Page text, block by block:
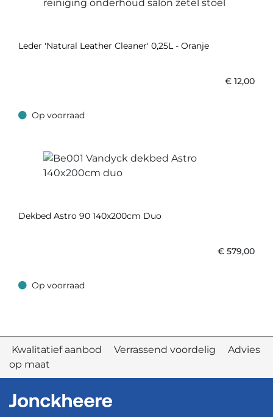
Leder 'Natural Leather Cleaner' 0,25L - Oranje
€ 12,00
Op voorraad
Op voorraad
Dekbed Astro 90 140x200cm Duo
€ 579,00
Op voorraad
Op voorraad
Kwalitatief aanbod Verrassend voordelig Advies
op maat